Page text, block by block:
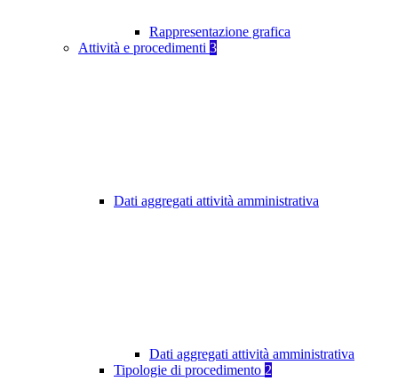
Rappresentazione grafica
Attività e procedimenti 3
Dati aggregati attività amministrativa
Dati aggregati attività amministrativa
Tipologie di procedimento 2